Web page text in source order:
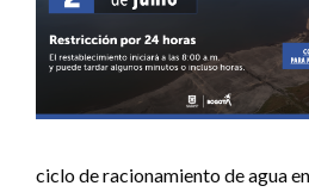
ciclo de racionamiento de agua